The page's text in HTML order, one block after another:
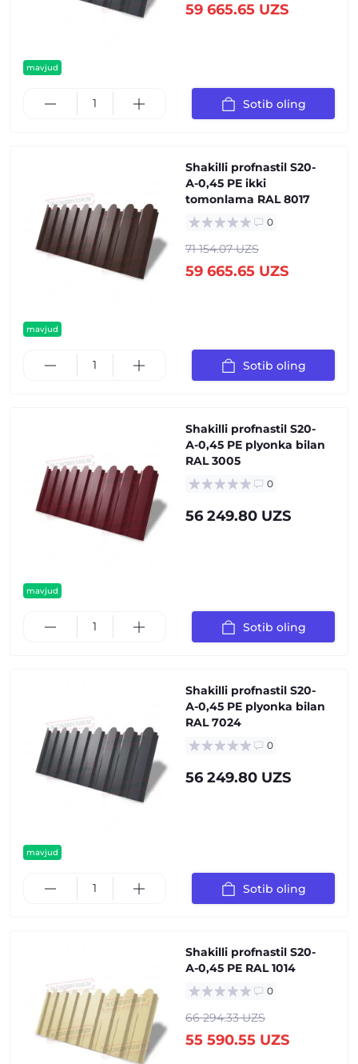
mavjud
59 665.65 UZS
Sotib oling
mavjud
Shakilli profnastil S20-
А-0,45 PE ikki
tomonlama RAL 8017
0
71 154.07 UZS
59 665.65 UZS
Sotib oling
mavjud
Shakilli profnastil S20-
А-0,45 PE plyonka bilan
RAL 3005
0
56 249.80 UZS
Sotib oling
mavjud
Shakilli profnastil S20-
А-0,45 PE plyonka bilan
RAL 7024
0
56 249.80 UZS
Sotib oling
Shakilli profnastil S20-
А-0,45 PE RAL 1014
0
66 294.33 UZS
55 590.55 UZS